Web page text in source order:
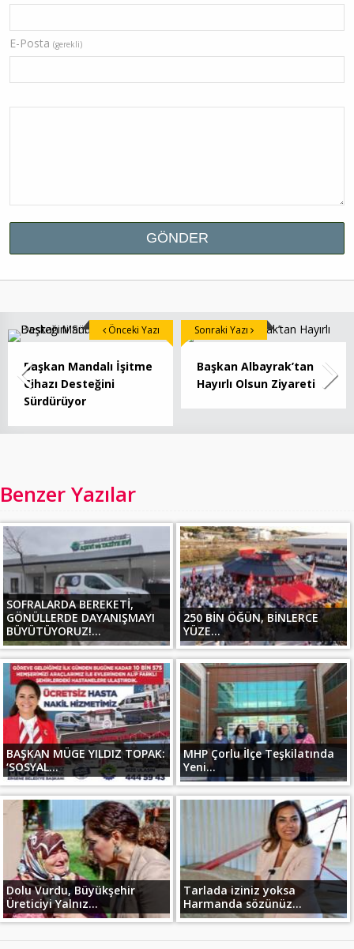
E-Posta (gerekli)
Başkan Mandalı İşitme
Cihazı Desteğini
Sürdürüyor
Önceki Yazı
Başkan Albayrak’tan
Hayırlı Olsun Ziyareti
Sonraki Yazı
Benzer Yazılar
SOFRALARDA BEREKETİ,
GÖNÜLLERDE DAYANIŞMAYI
BÜYÜTÜYORUZ!...
250 BİN ÖĞÜN, BİNLERCE
YÜZE...
BAŞKAN MÜGE YILDIZ TOPAK:
‘SOSYAL...
MHP Çorlu İlçe Teşkilatında
Yeni...
Dolu Vurdu, Büyükşehir
Üreticiyi Yalnız...
Tarlada iziniz yoksa
Harmanda sözünüz...